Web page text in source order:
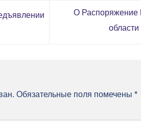
О Распоряжение
Обязательные поля помечены *